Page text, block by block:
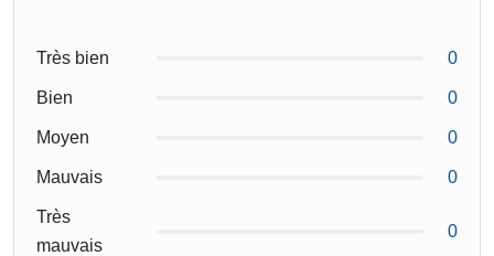
Très bien 0
Bien 0
Moyen 0
Mauvais 0
Très
mauvais
0